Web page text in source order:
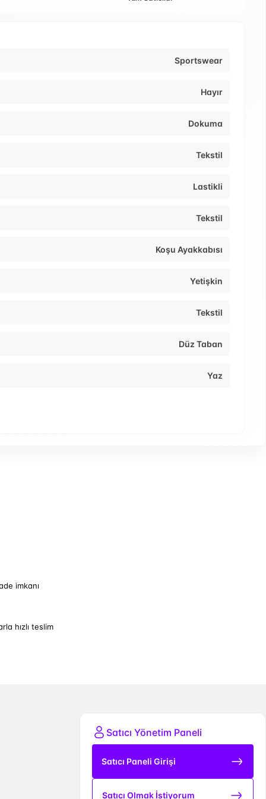
Sportswear
Hayır
Dokuma
Tekstil
Lastikli
Tekstil
Koşu Ayakkabısı
Yetişkin
Tekstil
Düz Taban
Yaz
imkanı
hızlı teslim
Satıcı Yönetim Paneli
Satıcı Paneli Girişi
Satıcı Olmak İstiyorum